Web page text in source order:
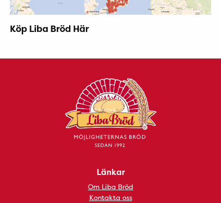
Köp Liba Bröd Här
Länkar
Om Liba Bröd
Kontakta oss